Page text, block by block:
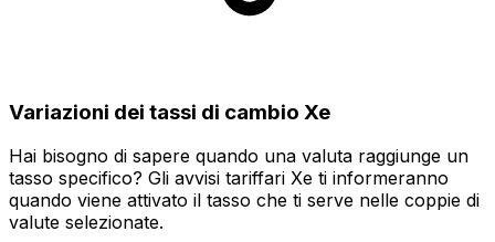
Variazioni dei tassi di cambio Xe
Hai bisogno di sapere quando una valuta raggiunge un
tasso specifico? Gli avvisi tariffari Xe ti informeranno
quando viene attivato il tasso che ti serve nelle coppie di
valute selezionate.